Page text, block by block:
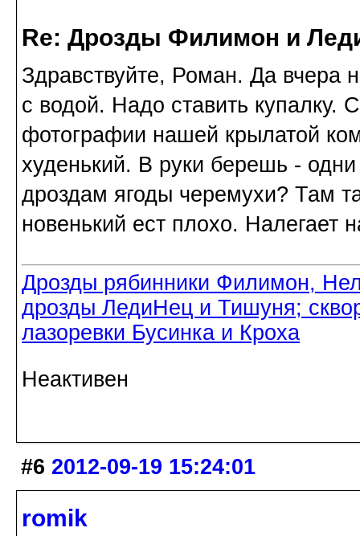
Re: Дрозды Филимон и
Здравствуйте, Роман. Да вчера
с водой. Надо ставить купалку.
фотографии нашей крылатой
худенький. В руки берешь -
дроздам ягоды черемухи? Там
новенький ест плохо. Налегает
Дрозды рябинники Филимон,
дрозды ЛедиНец и Тишуня;
лазоревки Бусинка и Кроха
Неактивен
#6 2012-09-19 15:24:01
romik